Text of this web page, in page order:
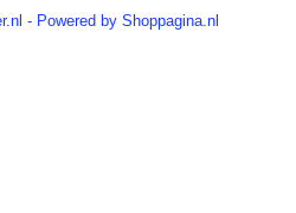
- Powered by Shoppagina.nl